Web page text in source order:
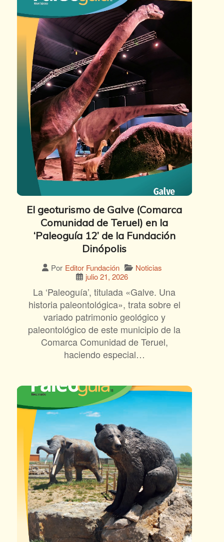
El geoturismo de Galve (Comarca
Comunidad de Teruel) en la
‘Paleoguía 12’ de la Fundación
Dinópolis
Por Editor Fundación
Noticias
julio 21, 2026
La ‘Paleoguía’, titulada «Galve. Una
historia paleontológica», trata sobre el
variado patrimonio geológico y
paleontológico de este municipio de la
Comarca Comunidad de Teruel,
haciendo especial…